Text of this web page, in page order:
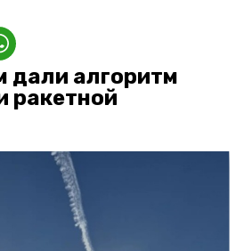
дали алгоритм
ракетной